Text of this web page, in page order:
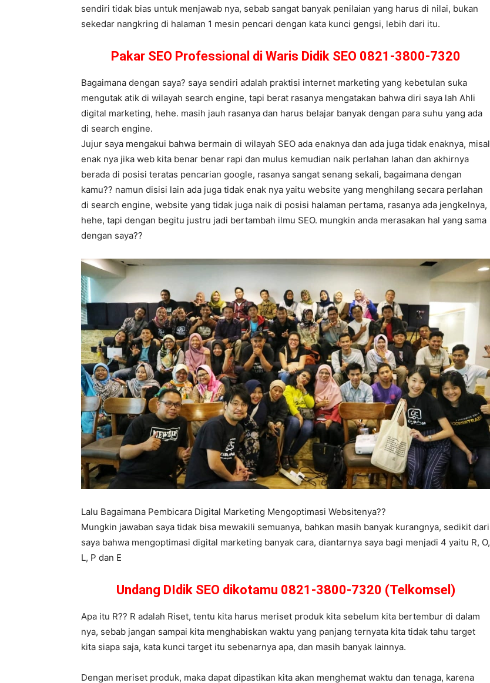
sendiri tidak bias untuk menjawab nya, sebab sangat banyak penilaian yang harus di nilai, bukan
sekedar nangkring di halaman 1 mesin pencari dengan kata kunci gengsi, lebih dari itu.
Pakar SEO Professional di Waris Didik SEO 0821-3800-7320
Bagaimana dengan saya? saya sendiri adalah praktisi internet marketing yang kebetulan suka
mengutak atik di wilayah search engine, tapi berat rasanya mengatakan bahwa diri saya lah Ahli
digital marketing, hehe. masih jauh rasanya dan harus belajar banyak dengan para suhu yang ada
di search engine.
Jujur saya mengakui bahwa bermain di wilayah SEO ada enaknya dan ada juga tidak enaknya, misal
enak nya jika web kita benar benar rapi dan mulus kemudian naik perlahan lahan dan akhirnya
berada di posisi teratas pencarian google, rasanya sangat senang sekali, bagaimana dengan
kamu?? namun disisi lain ada juga tidak enak nya yaitu website yang menghilang secara perlahan
di search engine, website yang tidak juga naik di posisi halaman pertama, rasanya ada jengkelnya,
hehe, tapi dengan begitu justru jadi bertambah ilmu SEO. mungkin anda merasakan hal yang sama
dengan saya??
Lalu Bagaimana Pembicara Digital Marketing Mengoptimasi Websitenya??
Mungkin jawaban saya tidak bisa mewakili semuanya, bahkan masih banyak kurangnya, sedikit dari
saya bahwa mengoptimasi digital marketing banyak cara, diantarnya saya bagi menjadi 4 yaitu R, O,
L, P dan E
Undang DIdik SEO dikotamu 0821-3800-7320 (Telkomsel)
Apa itu R?? R adalah Riset, tentu kita harus meriset produk kita sebelum kita bertembur di dalam
nya, sebab jangan sampai kita menghabiskan waktu yang panjang ternyata kita tidak tahu target
kita siapa saja, kata kunci target itu sebenarnya apa, dan masih banyak lainnya.
Dengan meriset produk, maka dapat dipastikan kita akan menghemat waktu dan tenaga, karena